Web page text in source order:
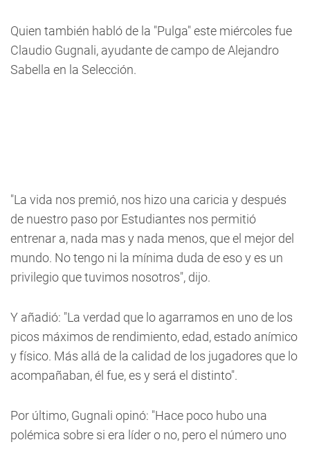
Quien también habló de la "Pulga" este miércoles fue
Claudio Gugnali, ayudante de campo de Alejandro
Sabella en la Selección.
"La vida nos premió, nos hizo una caricia y después
de nuestro paso por Estudiantes nos permitió
entrenar a, nada mas y nada menos, que el mejor del
mundo. No tengo ni la mínima duda de eso y es un
privilegio que tuvimos nosotros", dijo.
Y añadió: "La verdad que lo agarramos en uno de los
picos máximos de rendimiento, edad, estado anímico
y físico. Más allá de la calidad de los jugadores que lo
acompañaban, él fue, es y será el distinto".
Por último, Gugnali opinó: "Hace poco hubo una
polémica sobre si era líder o no, pero el número uno